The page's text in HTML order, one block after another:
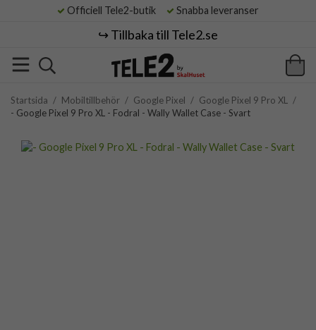
Officiell Tele2-butik Snabba leveranser
↪️ Tillbaka till Tele2.se
Startsida / Mobiltillbehör / Google Pixel / Google Pixel 9 Pro XL
/
- Google Pixel 9 Pro XL - Fodral - Wally Wallet Case - Svart